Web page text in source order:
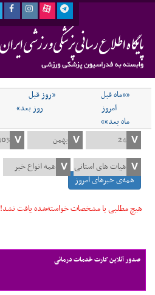
««ماه قبل
«روز قبل
امروز
روز بعد»
ماه بعد»»
همه‌ی خبرهای امروز
هیچ مطلبی با مشخصات خواسته‌شده یافت نشد!
صدور آنلاین کارت خدمات درمانی